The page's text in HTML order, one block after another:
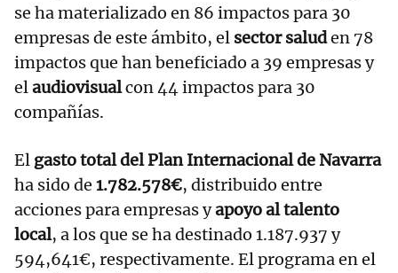
se ha materializado en 86 impactos para 30
empresas de este ámbito, el sector saluden 78
impactos que han beneficiado a 39 empresas y
elaudiovisualcon 44 impactos para 30
compañías.
El gasto total del Plan Internacional de Navarra
ha sido de 1.782.578€, distribuido entre
acciones para empresas yapoyo al talento
local, a los que se ha destinado 1.187.937 y
594,641€, respectivamente. El programa en el